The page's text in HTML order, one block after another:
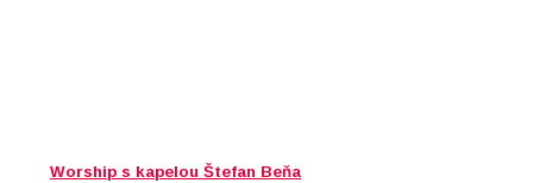
Worship s kapelou Štefan Beňa